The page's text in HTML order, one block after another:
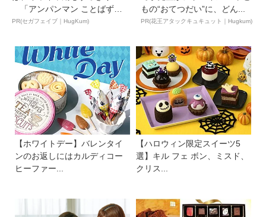
「アンパンマン ことばずか
ん...
PR(セガフェイブ｜HugKum)
もの“おてつだい”に、どん...
PR(花王アタックキュキュット｜Hugkum)
【ホワイトデー】バレンタイ
ンのお返しにはカルディコー
ヒーファー...
【ハロウィン限定スイーツ5
選】キル フェ ボン、ミスド、
クリス...